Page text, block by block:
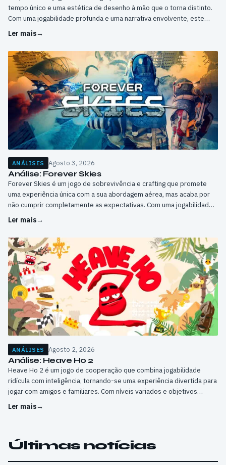
tempo único e uma estética de desenho à mão que o torna distinto.
Com uma jogabilidade profunda e uma narrativa envolvente, este
jogo é um must para os fãs do género.
Ler mais→
ANÁLISES Agosto 3, 2026
Análise: Forever Skies
Forever Skies é um jogo de sobrevivência e crafting que promete
uma experiência única com a sua abordagem aérea, mas acaba por
não cumprir completamente as expectativas. Com uma jogabilidade
interessante, mas com alguns problemas, este jogo é um exemplo de
Ler mais→
ANÁLISES Agosto 2, 2026
Análise: Heave Ho 2
Heave Ho 2 é um jogo de cooperação que combina jogabilidade
ridícula com inteligência, tornando-se uma experiência divertida para
jogar com amigos e familiares. Com níveis variados e objetivos
desafiadores, este jogo é uma ótima opção para passar algumas
Ler mais→
Últimas notícias